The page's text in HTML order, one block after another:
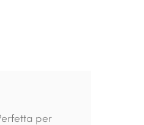
per